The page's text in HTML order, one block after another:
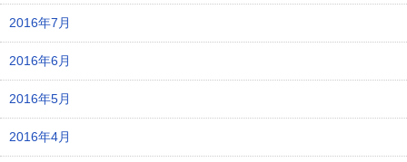
2016年7月
2016年6月
2016年5月
2016年4月